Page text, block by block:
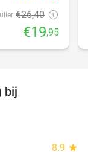
€26,40
€19,95
bij
8.9 star